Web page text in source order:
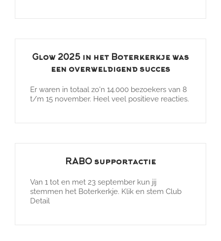
Glow 2025 in het Boterkerkje was
een overweldigend succes
Er waren in totaal zo'n 14.000 bezoekers van 8
t/m 15 november. Heel veel positieve reacties.
RABO supportactie
Van 1 tot en met 23 september kun jij
stemmen het Boterkerkje. Klik en stem Club
Detail